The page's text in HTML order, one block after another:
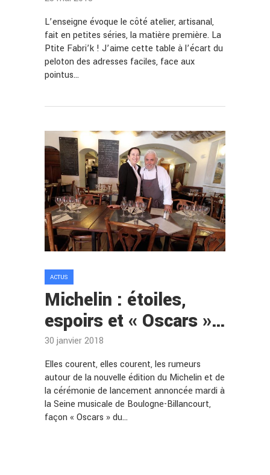
L’enseigne évoque le côté atelier, artisanal,
fait en petites séries, la matière première. La
Ptite Fabri’k ! J’aime cette table à l’écart du
peloton des adresses faciles, face aux
pointus…
ACTUS
Michelin : étoiles,
espoirs et « Oscars »…
30 janvier 2018
Elles courent, elles courent, les rumeurs
autour de la nouvelle édition du Michelin et de
la cérémonie de lancement annoncée mardi à
la Seine musicale de Boulogne-Billancourt,
façon « Oscars » du…